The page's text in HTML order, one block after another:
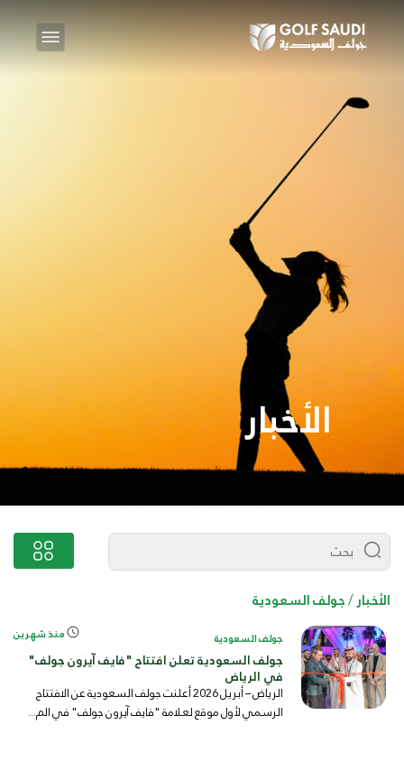
الأخبار
الأخبار/جولف السعودية
جولف السعودية منذ شهرين
جولف السعودية تعلن افتتاح "فايف آيرون جولف"
في الرياض
الرياض – أبريل 2026 أعلنت جولف السعودية عن الافتتاح
الرسمي لأول موقع لعلامة "فايف آيرون جولف" في الم...